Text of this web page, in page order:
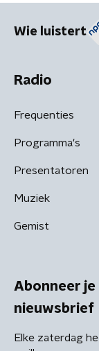
Wie luistert
Radio
Frequenties
Programma's
Presentatoren
Muziek
Gemist
Abonneer
nieuwsbrief
Elke zaterdag